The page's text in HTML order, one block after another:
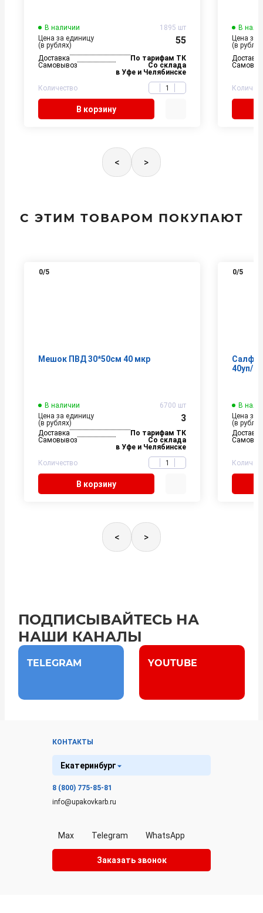
В наличии
1895 шт
Цена за единицу
(в рублях)
55
Доставка
По тарифам ТК
Самовывоз
Со склада
в Уфе и Челябинске
Количество
В корзину
В
Цена за
(в
Доставка
< >
С ЭТИМ ТОВАРОМ ПОКУПАЮТ
0/5
Мешок ПВД 30*50см 40 мкр
В наличии
6700 шт
Цена за единицу
(в рублях)
3
Доставка
По тарифам ТК
Самовывоз
Со склада
в Уфе и Челябинске
Количество
В корзину
0/5
40уп/
В
Цена за
(в
Доставка
< >
ПОДПИСЫВАЙТЕСЬ НА
НАШИ КАНАЛЫ
TELEGRAM YOUTUBE
КОНТАКТЫ
Екатеринбург
8 (800) 775-85-81
info@upakovkarb.ru
Max Telegram WhatsApp
Заказать звонок